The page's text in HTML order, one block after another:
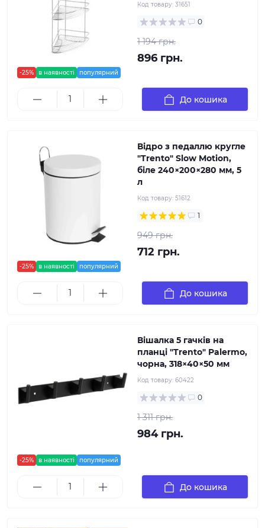
-25% в наявності популярний
Код товару: 31651
0
1 194 грн.
896 грн.
До кошика
-25% в наявності популярний
Відро з педаллю кругле
"Trento" Slow Motion,
біле 240×200×280 мм, 5
л
Код товару: 51612
1
949 грн.
712 грн.
До кошика
-25% в наявності популярний
Вішалка 5 гачків на
планці "Trento" Palermo,
чорна, 318×40×50 мм
Код товару: 60422
0
1 311 грн.
984 грн.
До кошика